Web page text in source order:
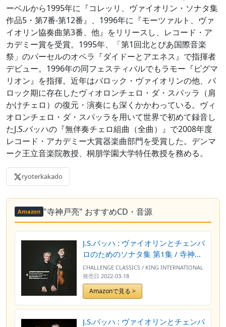
ーベルから1995年に『コレッリ、ヴァイオリン・ソナタ集
作品5・第7番‐第12番』、1996年に『モーツァルト、ヴァ
イオリン協奏曲第3番、他』をリリースし、レコード・ア
カデミー賞を受賞。1995年、「第1回北とぴあ国際音楽
祭」のパーセルのオペラ『ダイドーとアエネス』で指揮者
デビュー。1996年の同フェスティバルでもラモー『ピグマ
リオン』を指揮。近年はバロック・ヴァイオリンの他、バ
ロック期に存在したヴィオロンチェロ・ダ・スパッラ（肩
かけチェロ）の復元・演奏にも深くかかわっている。ヴィ
オロンチェロ・ダ・スパッラを用いて世界で初めて録音し
たJ.S.バッハの『無伴奏チェロ組曲（全曲）』で2008年度
レコード・アカデミー大賞器楽曲部門を受賞した。デンマ
ーク王立音楽院教授、桐朋学園大学特任教授を務める。
ryoterkakado
Amazon "寺神戸亮" おすすめCD・音源
J.S.バッハ : ヴァイオリンとチェンバ
ロのためのソナタ集 第1集 / 寺神戸
亮、ファビオ・ボニッツォーニ
(J.S.Bach : Sonatas for Violin and
Cembalo obbligato Vol.1 / Ryo
Terakado, Fabio Bonizzoni) [CD]
CHALLENGE CLASSICS / KING INTERNATIONAL
発売日 2022-03-18
Amazonで見る >
J.S.バッハ : ヴァイオリンとチェンバ